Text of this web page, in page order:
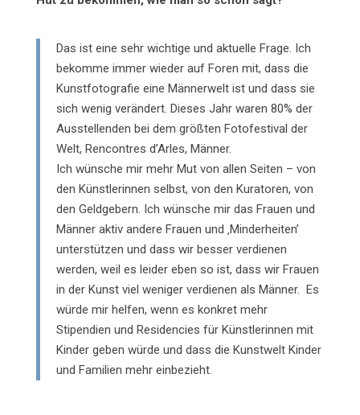
Das ist eine sehr wichtige und aktuelle Frage. Ich
bekomme immer wieder auf Foren mit, dass die
Kunstfotografie eine Männerwelt ist und dass sie
sich wenig verändert. Dieses Jahr waren 80% der
Ausstellenden bei dem größten Fotofestival der
Welt, Rencontres d’Arles, Männer.
Ich wünsche mir mehr Mut von allen Seiten – von
den Künstlerinnen selbst, von den Kuratoren, von
den Geldgebern. Ich wünsche mir das Frauen und
Männer aktiv andere Frauen und ‚Minderheiten’
unterstützen und dass wir besser verdienen
werden, weil es leider eben so ist, dass wir Frauen
in der Kunst viel weniger verdienen als Männer. Es
würde mir helfen, wenn es konkret mehr
Stipendien und Residencies für Künstlerinnen mit
Kinder geben würde und dass die Kunstwelt Kinder
und Familien mehr einbezieht.